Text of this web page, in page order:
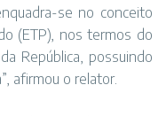
se no conceito
(ETP), nos termos do
República, possuindo
afirmou o relator.